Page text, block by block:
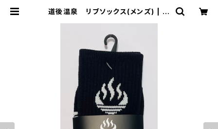
道後温泉 リブソックス(メンズ) | 濱